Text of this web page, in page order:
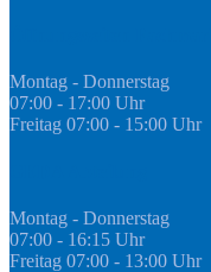
Montag - Donnerstag
07:00 - 17:00 Uhr
Freitag 07:00 - 15:00 Uhr
Montag - Donnerstag
07:00 - 16:15 Uhr
Freitag 07:00 - 13:00 Uhr